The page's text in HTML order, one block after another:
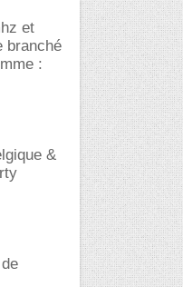
et
branché
:
&